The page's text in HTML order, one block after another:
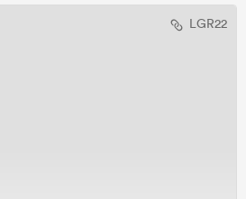
LGR22